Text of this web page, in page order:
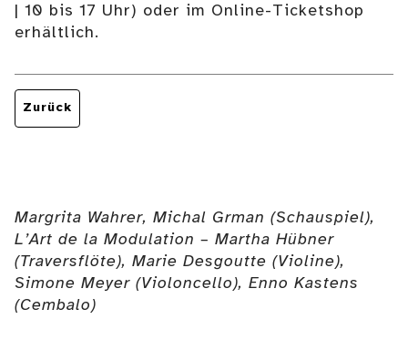
| 10 bis 17 Uhr) oder im Online-Ticketshop
erhältlich.
Zurück
Margrita Wahrer, Michal Grman (Schauspiel),
L’Art de la Modulation – Martha Hübner
(Traversflöte), Marie Desgoutte (Violine),
Simone Meyer (Violoncello), Enno Kastens
(Cembalo)